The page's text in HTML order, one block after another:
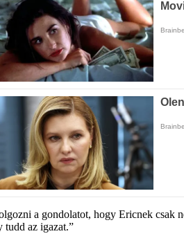
a gondolatot, hogy Ericnek csak
tudd az igazat.”